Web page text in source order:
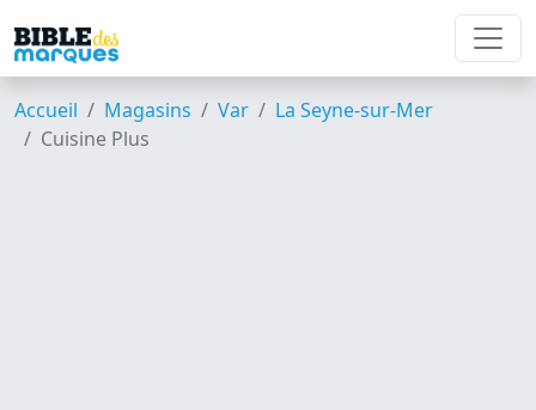
Accueil Magasins Var
La Seyne-sur-Mer
Cuisine Plus